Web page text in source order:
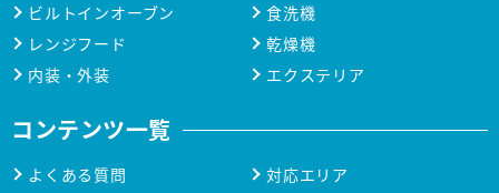
ビルトインオーブン
食洗機
レンジフード
乾燥機
内装・外装
エクステリア
コンテンツ一覧
よくある質問
対応エリア